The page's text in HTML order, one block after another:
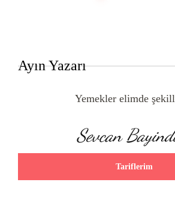
Ayın Yazarı
Yemekler elimde
Sevcan
Tariflerim